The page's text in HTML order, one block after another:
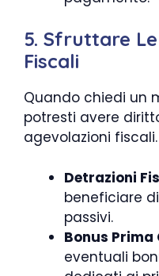
5. Sfruttare
Fiscali
Quando chiedi un
potresti avere
agevolazioni
Detrazioni
beneficiare
passivi.
Bonus Prima
eventuali